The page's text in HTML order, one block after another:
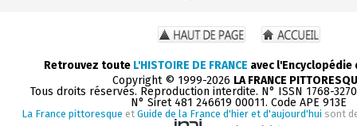
Retrouvez toute L'HISTOIRE DE FRANCE avec
Copyright © 1999-2026 LA FRANCE
Tous droits réservés. Reproduction interdite. N° ISSN 1768-
N° Siret 481 246619 00011. Code APE 913E
La France pittoresque et Guide de la France d'hier et d'aujourd'hui sont